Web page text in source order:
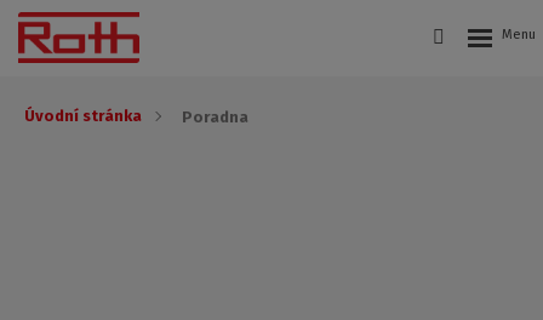
Úvodní stránka Poradna